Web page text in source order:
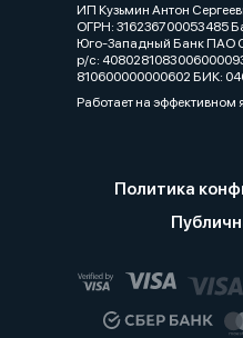
ИП Кузьмин Антон
ОГРН: З162З6700053485
Юго-Западный Банк ПАО
р/с:
810600000000602 БИК:
Работает на эффективном
Политика